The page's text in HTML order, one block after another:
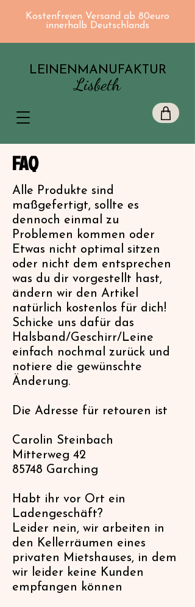
Kostenfreien Versand ab 80euro
innerhalb Deutschlands
LEINENMANUFAKTUR
Lisbeth
FAQ
Alle Produkte sind
maßgefertigt, sollte es
dennoch einmal zu
Problemen kommen oder
Etwas nicht optimal sitzen
oder nicht dem entsprechen
was du dir vorgestellt hast,
ändern wir den Artikel
natürlich kostenlos für dich!
Schicke uns dafür das
Halsband/Geschirr/Leine
einfach nochmal zurück und
notiere die gewünschte
Änderung.
Die Adresse für retouren ist
Carolin Steinbach
Mitterweg 42
85748 Garching
Habt ihr vor Ort ein
Ladengeschäft?
Leider nein, wir arbeiten in
den Kellerräumen eines
privaten Mietshauses, in dem
wir leider keine Kunden
empfangen können